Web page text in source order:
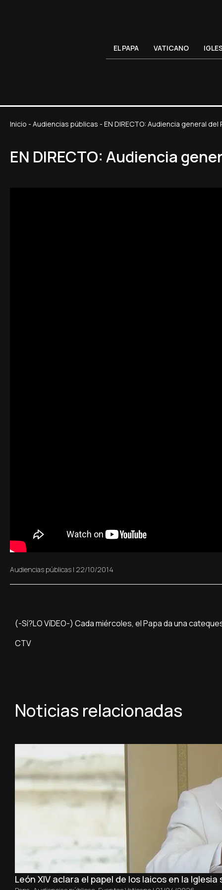
EL PAPA VATICANO
Inicio - Audiencias públicas - EN DIRECTO: Audiencia general del
EN DIRECTO: Audiencia
Audiencias públicas | 22/10/2014
(-Sí?LO VíDEO-) Cada miércoles, el Papa da una
CTV
Noticias relacionadas
León XIV aclara el papel de los laicos en la